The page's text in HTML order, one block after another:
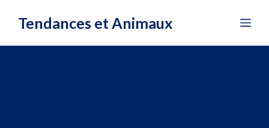
Tendances et Animaux